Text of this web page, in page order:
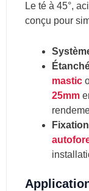
Le té à 45°,
conçu pour
mastic
25mm
Fixation